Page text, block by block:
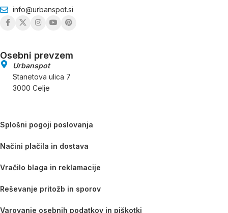
info@urbanspot.si
Osebni prevzem
Urbanspot
Stanetova ulica 7
3000 Celje
Splošni pogoji poslovanja
Načini plačila in dostava
Vračilo blaga in reklamacije
Reševanje pritožb in sporov
Varovanje osebnih podatkov in piškotki